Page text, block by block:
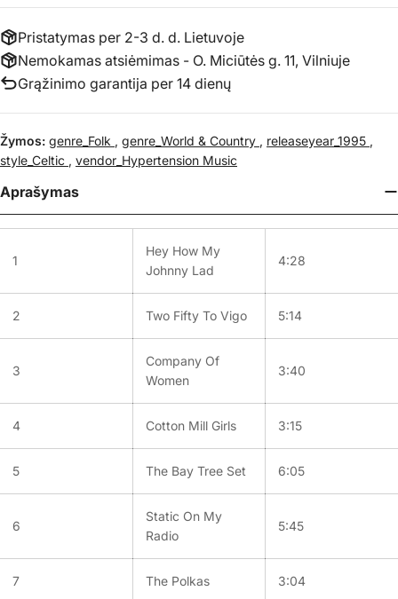
Pristatymas per 2-3 d. d. Lietuvoje
Nemokamas atsiėmimas - O. Miciūtės g. 11, Vilniuje
Grąžinimo garantija per 14 dienų
Žymos: genre_Folk , genre_World & Country , releaseyear_1995 ,
style_Celtic , vendor_Hypertension Music
Aprašymas
1
Hey How My
Johnny Lad
4:28
2 Two Fifty To Vigo 5:14
3
Company Of
Women
3:40
4 Cotton Mill Girls 3:15
5 The Bay Tree Set 6:05
6
Static On My
Radio
5:45
7 The Polkas 3:04